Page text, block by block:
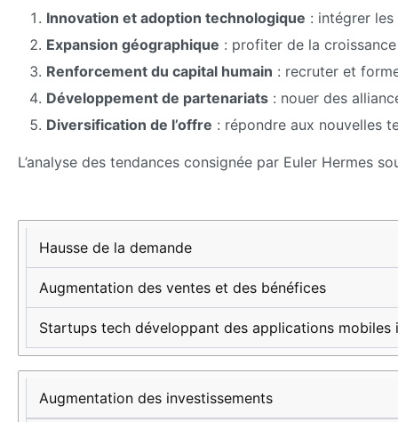
Innovation et adoption technologique : intégrer
Expansion géographique : profiter de la
Renforcement du capital humain : recruter et
Développement de partenariats : nouer des
Diversification de l’offre : répondre aux nouvelles
L’analyse des tendances consignée par Euler Hermes
Caractéristique
Effet sur
les
entreprises
Exemple
concret
Hausse de la demande
Augmentation des ventes et des bénéfices
Startups tech développant des applications mobiles
Augmentation des investissements